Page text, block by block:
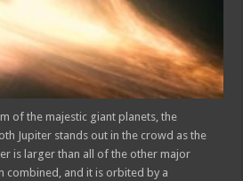
of the majestic giant planets, the
Jupiter stands out in the crowd as the
is larger than all of the other major
combined, and it is orbited by a